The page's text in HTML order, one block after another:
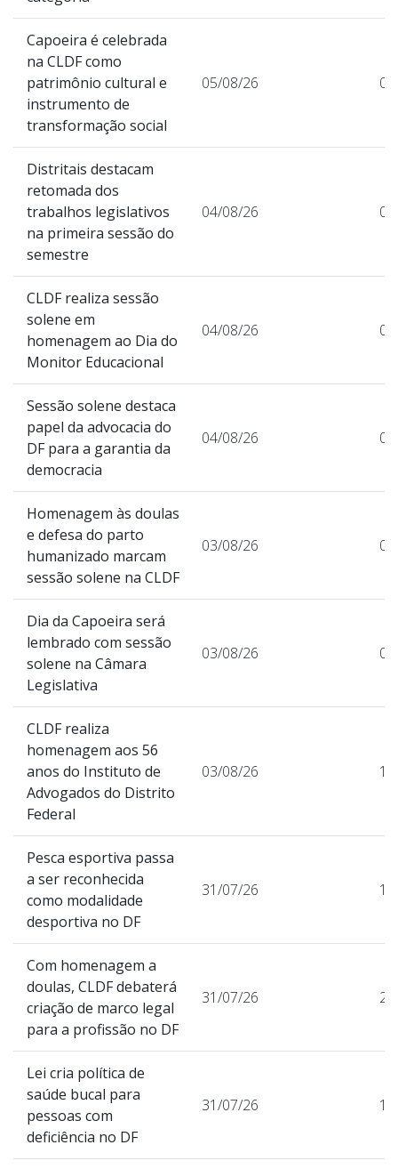
Capoeira é celebrada
na CLDF como
patrimônio cultural e
instrumento de
transformação social
05/08/26 0
Distritais destacam
retomada dos
trabalhos legislativos
na primeira sessão do
semestre
04/08/26 0
CLDF realiza sessão
solene em
homenagem ao Dia do
Monitor Educacional
04/08/26 0
Sessão solene destaca
papel da advocacia do
DF para a garantia da
democracia
04/08/26 0
Homenagem às doulas
e defesa do parto
humanizado marcam
sessão solene na CLDF
03/08/26 0
Dia da Capoeira será
lembrado com sessão
solene na Câmara
Legislativa
03/08/26 0
CLDF realiza
homenagem aos 56
anos do Instituto de
Advogados do Distrito
Federal
03/08/26
Pesca esportiva passa
a ser reconhecida
como modalidade
desportiva no DF
31/07/26
Com homenagem a
doulas, CLDF debaterá
criação de marco legal
para a profissão no DF
31/07/26
Lei cria política de
saúde bucal para
pessoas com
deficiência no DF
31/07/26